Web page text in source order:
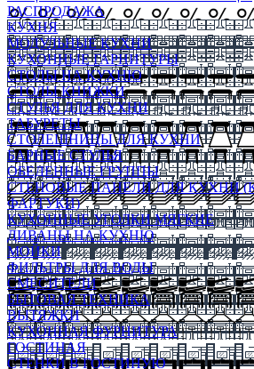
РАСПРОДАЖА
КУХНЯ
МОДУЛЬНЫЕ КУХНИ
КУХОННЫЕ ГАРНИТУРЫ
СТОЛЫ НА КУХНЮ
СТОЛЫ КНИЖКИ
СТУЛЬЯ ДЛЯ КУХНИ
ТАБУРЕТЫ
СТОЛЕШНИЦЫ ДЛЯ КУХНИ
БАРНЫЕ СТУЛЬЯ
ОБЕДЕННЫЕ ГРУППЫ
СТЕНОВЫЕ ПАНЕЛИ ДЛЯ КУХНИ
ФАРТУКИ)
КУХОННЫЕ УГОЛКИ МЯГКИЕ
ДИВАНЫ НА КУХНЮ
МОЙКИ
ФИЛЬТРЫ ДЛЯ ВОДЫ
СМЕСИТЕЛИ
БЫТОВАЯ ТЕХНИКА
ВЫТЯЖКИ
КУХОННАЯ ФУРНИТУРА
ГОСТИНАЯ
СТЕНКИ В ГОСТИНУЮ